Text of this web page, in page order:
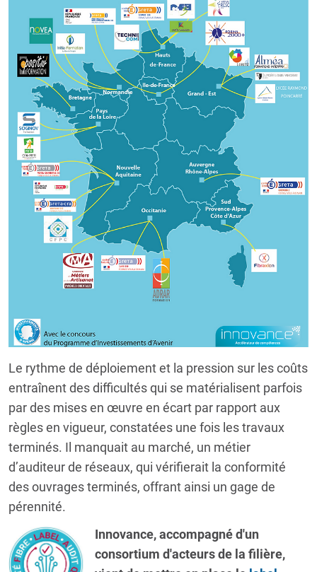
Le rythme de déploiement et la pression sur les coûts
entraînent des difficultés qui se matérialisent parfois
par des mises en œuvre en écart par rapport aux
règles en vigueur, constatées une fois les travaux
terminés. Il manquait au marché, un métier
d’auditeur de réseaux, qui vérifierait la conformité
des ouvrages terminés, offrant ainsi un gage de
pérennité.
Innovance, accompagné d'un
consortium d'acteurs de la filière,